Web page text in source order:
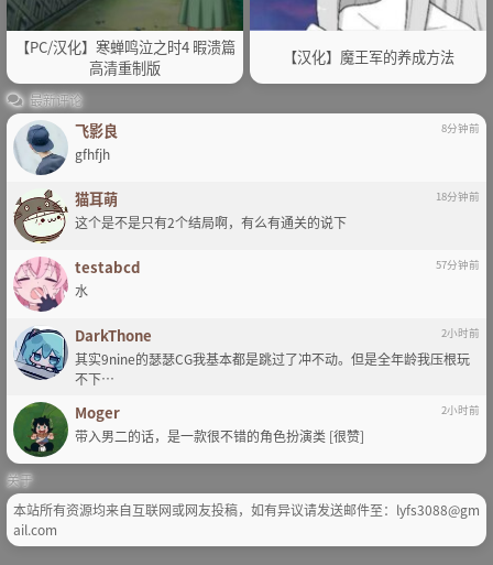
【PC/汉化】寒蝉鸣泣之时4 暇溃篇
高清重制版
【汉化】魔王军的养成方法
最新评论
飞影良 8分钟前
gfhfjh
猫耳萌 18分钟前
这个是不是只有2个结局啊，有么有通关的说下
testabcd 57分钟前
水
DarkThone 2小时前
其实9nine的瑟瑟CG我基本都是跳过了冲不动。但是全年龄我压根玩
不下…
Moger 2小时前
带入男二的话，是一款很不错的角色扮演类 [很赞]
关于
本站所有资源均来自互联网或网友投稿，如有异议请发送邮件至：lyfs3088@gm
ail.com